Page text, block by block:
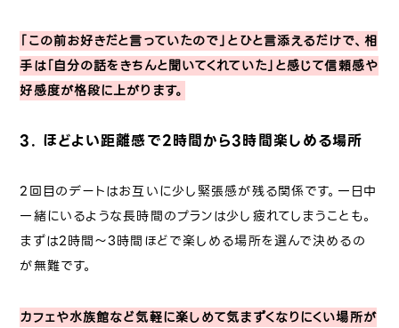
「この前お好きだと言っていたので」とひと言添えるだけで、相
手は「自分の話をきちんと聞いてくれていた」と感じて信頼感や
好感度が格段に上がります。
3. ほどよい距離感で2時間から3時間楽しめる場所
2回目のデートはお互いに少し緊張感が残る関係です。一日中
一緒にいるような長時間のプランは少し疲れてしまうことも。
まずは2時間〜3時間ほどで楽しめる場所を選んで決めるの
が無難です。
カフェや水族館など気軽に楽しめて気まずくなりにくい場所が